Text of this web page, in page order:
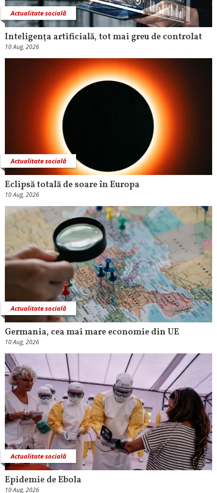
Actualitate socială
Inteligenţa artificială, tot mai greu de controlat
10 Aug, 2026
Actualitate socială
Eclipsă totală de soare în Europa
10 Aug, 2026
Actualitate socială
Germania, cea mai mare economie din UE
10 Aug, 2026
Actualitate socială
Epidemie de Ebola
10 Aug, 2026